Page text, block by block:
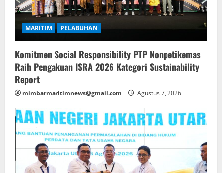
MARITIM PELABUHAN
Komitmen Social Responsibility PTP Nonpetikemas
Raih Pengakuan ISRA 2026 Kategori Sustainability
Report
mimbarmaritimnews@gmail.com Agustus 7, 2026